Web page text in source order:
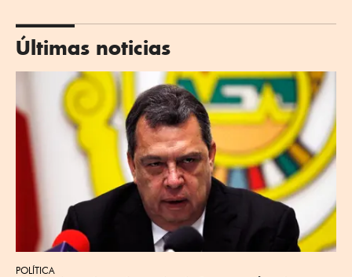
Últimas noticias
POLÍTICA